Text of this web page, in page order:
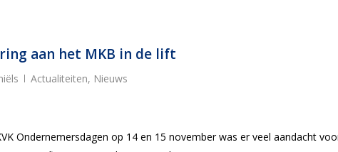
aan het MKB in de lift
Actualiteiten, Nieuws
Ondernemersdagen op 14 en 15 november was er veel aandacht